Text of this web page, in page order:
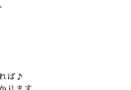
ば♪